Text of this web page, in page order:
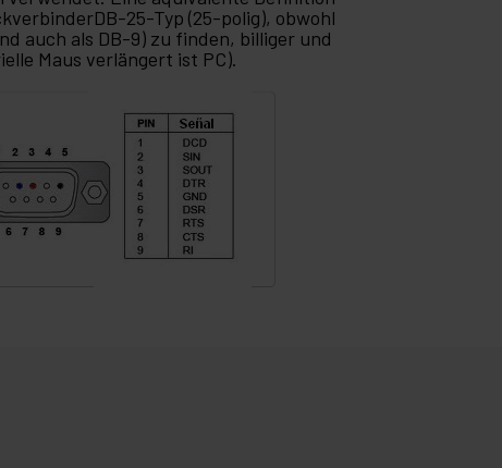
25-Typ (25-polig), obwohl
auch als DB-9) zu finden, billiger und
Maus verlängert ist PC).